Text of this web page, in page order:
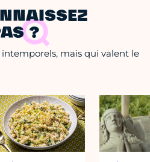
?
mais qui valent le